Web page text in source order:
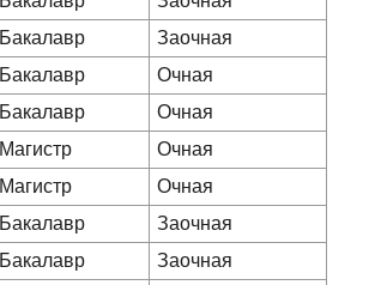
Бакалавр
Заочная
Бакалавр
Очная
Бакалавр
Очная
Магистр
Очная
Магистр
Очная
Бакалавр
Заочная
Бакалавр
Заочная